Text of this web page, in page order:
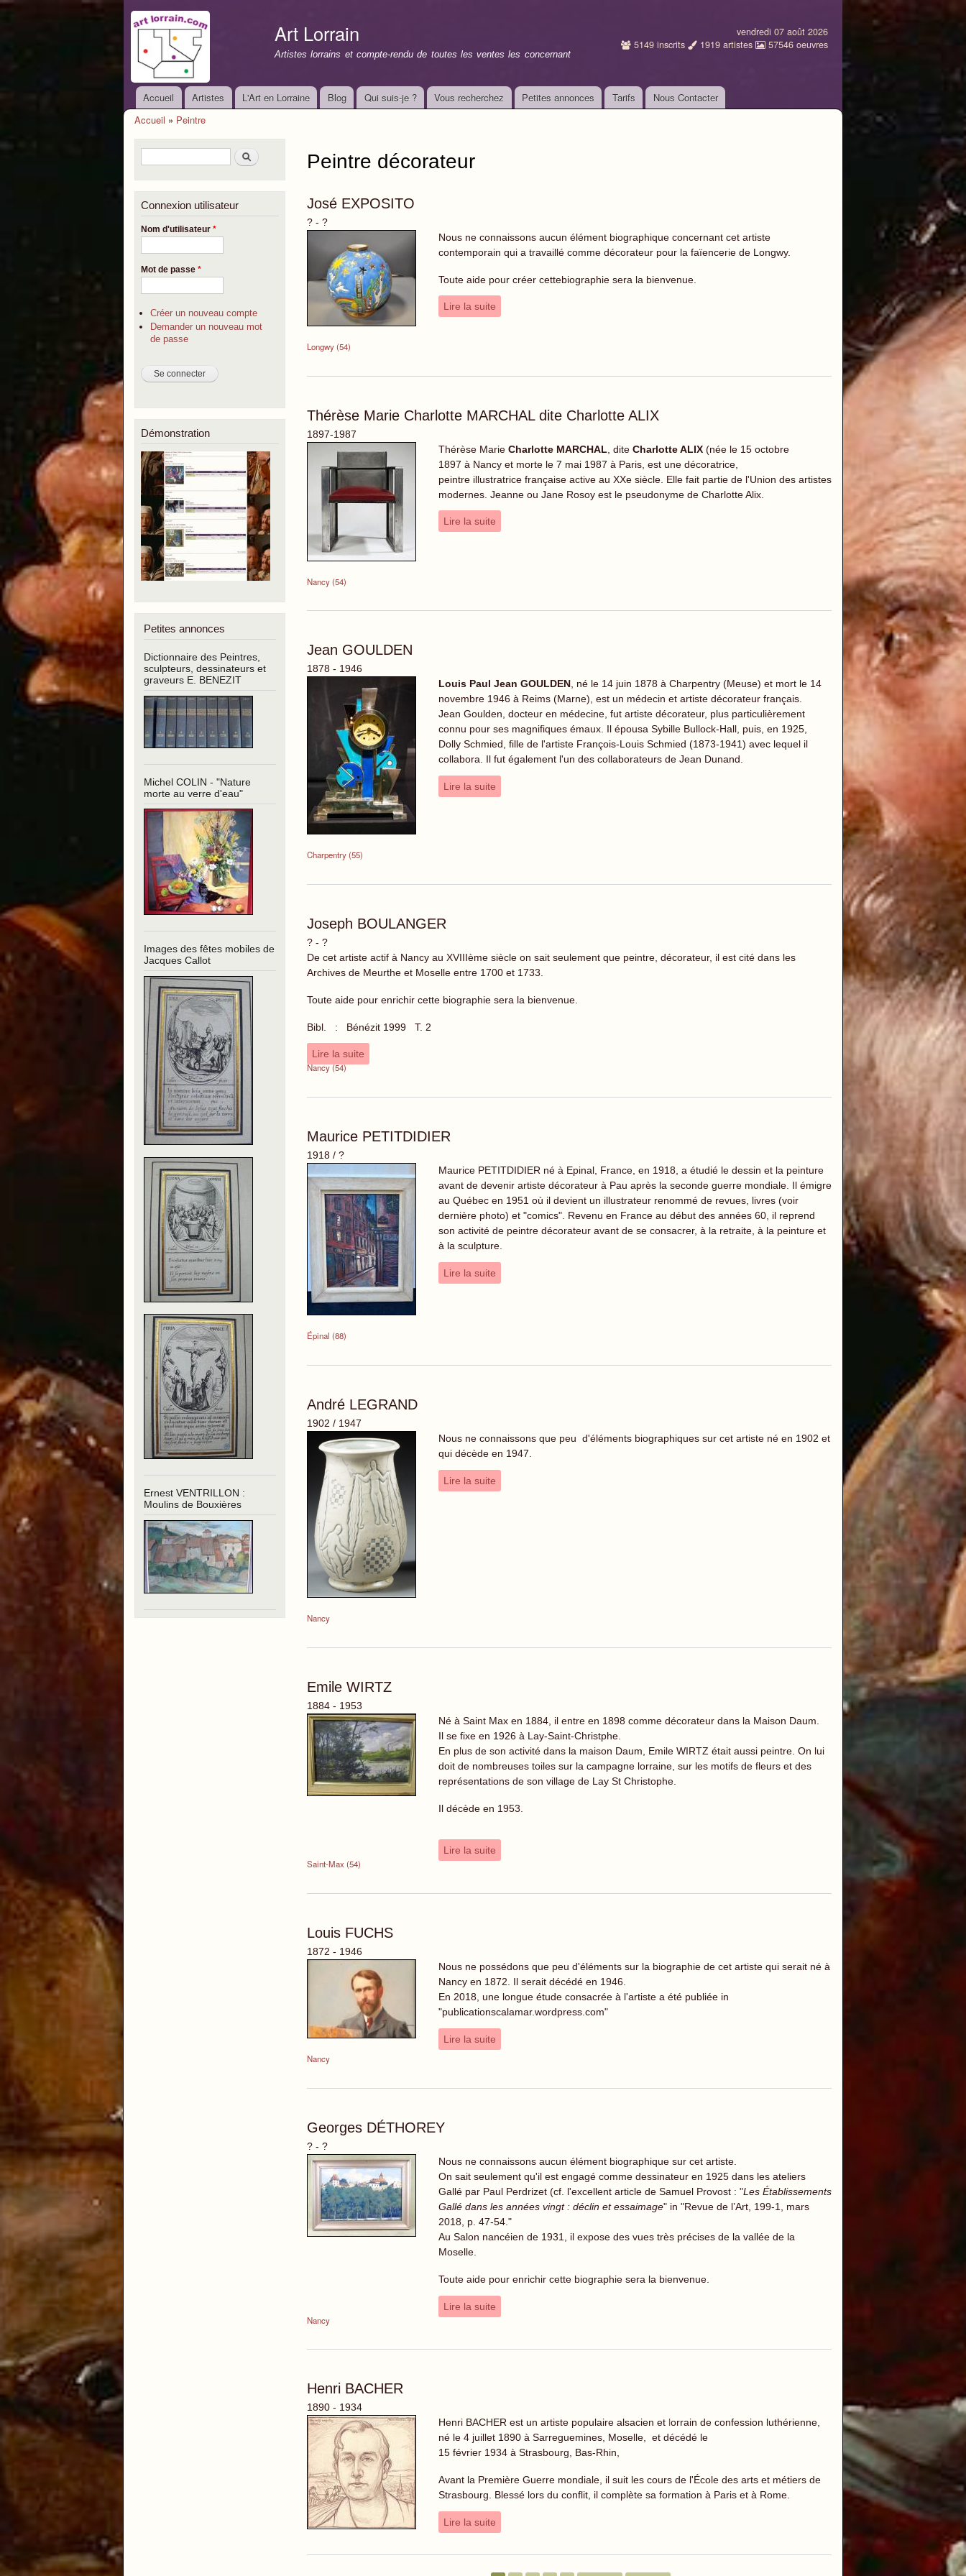
Art Lorrain
Artistes lorrains et compte-rendu de toutes les ventes les concernant
vendredi 07 août 2026
5149 inscrits 1919 artistes 57546 oeuvres
Menu principal
Accueil Artistes L'Art en Lorraine Blog Qui suis-je ? Vous recherchez Petites annonces Tarifs Nous Contacter
Accueil » Peintre
Formulaire de rechercheRechercher
Connexion utilisateur
Nom d'utilisateur *
Mot de passe *
Créer un nouveau compte
Demander un nouveau mot
de passe
Démonstration
Petites annonces
Dictionnaire des Peintres,
sculpteurs, dessinateurs et
graveurs E. BENEZIT
Michel COLIN - "Nature
morte au verre d'eau"
Images des fêtes mobiles de
Jacques Callot
Ernest VENTRILLON :
Moulins de Bouxières
Peintre décorateur
José EXPOSITO
? - ?
Nous ne connaissons aucun élément biographique concernant cet artiste
contemporain qui a travaillé comme décorateur pour la faïencerie de Longwy.
Toute aide pour créer cettebiographie sera la bienvenue.
Lire la suite
Longwy (54)
Thérèse Marie Charlotte MARCHAL dite Charlotte ALIX
1897-1987
Thérèse Marie Charlotte MARCHAL , dite Charlotte ALIX(née le 15 octobre
1897 à Nancy et morte le 7 mai 1987 à Paris, est une décoratrice,
peintre illustratrice française active au XXe siècle. Elle fait partie de l'Union des artistes
modernes. Jeanne ou Jane Rosoy est le pseudonyme de Charlotte Alix.
Lire la suite
Nancy (54)
Jean GOULDEN
1878 - 1946
Louis Paul Jean GOULDEN, né le 14 juin 1878 à Charpentry (Meuse) et mort le 14
novembre 1946 à Reims (Marne), est un médecin et artiste décorateur français.
Jean Goulden, docteur en médecine, fut artiste décorateur, plus particulièrement
connu pour ses magnifiques émaux. Il épousa Sybille Bullock-Hall, puis, en 1925,
Dolly Schmied, fille de l'artiste François-Louis Schmied (1873-1941) avec lequel il
collabora. Il fut également l'un des collaborateurs de Jean Dunand.
Lire la suite
Charpentry (55)
Joseph BOULANGER
? - ?
De cet artiste actif à Nancy au XVIIIème siècle on sait seulement que peintre, décorateur, il est cité dans les
Archives de Meurthe et Moselle entre 1700 et 1733.
Toute aide pour enrichir cette biographie sera la bienvenue.
Bibl. : Bénézit 1999 T. 2
Lire la suite
Nancy (54)
Maurice PETITDIDIER
1918 / ?
Maurice PETITDIDIER né à Epinal, France, en 1918, a étudié le dessin et la peinture
avant de devenir artiste décorateur à Pau après la seconde guerre mondiale. Il émigre
au Québec en 1951 où il devient un illustrateur renommé de revues, livres (voir
dernière photo) et "comics". Revenu en France au début des années 60, il reprend
son activité de peintre décorateur avant de se consacrer, à la retraite, à la peinture et
à la sculpture.
Lire la suite
Épinal (88)
André LEGRAND
1902 / 1947
Nous ne connaissons que peu d'éléments biographiques sur cet artiste né en 1902 et
qui décède en 1947.
Lire la suite
Nancy
Emile WIRTZ
1884 - 1953
Né à Saint Max en 1884, il entre en 1898 comme décorateur dans la Maison Daum.
Il se fixe en 1926 à Lay-Saint-Christphe.
En plus de son activité dans la maison Daum, Emile WIRTZ était aussi peintre. On lui
doit de nombreuses toiles sur la campagne lorraine, sur les motifs de fleurs et des
représentations de son village de Lay St Christophe.
Il décède en 1953.
Lire la suite
Saint-Max (54)
Louis FUCHS
1872 - 1946
Nous ne possédons que peu d'éléments sur la biographie de cet artiste qui serait né à
Nancy en 1872. Il serait décédé en 1946.
En 2018, une longue étude consacrée à l'artiste a été publiée in
"publicationscalamar.wordpress.com"
Lire la suite
Nancy
Georges DÉTHOREY
? - ?
Nous ne connaissons aucun élément biographique sur cet artiste.
On sait seulement qu'il est engagé comme dessinateur en 1925 dans les ateliers
Gallé par Paul Perdrizet (cf. l'excellent article de Samuel Provost : "Les Établissements
Gallé dans les années vingt : déclin et essaimage" in "Revue de l’Art, 199-1, mars
2018, p. 47-54."
Au Salon nancéien de 1931, il expose des vues très précises de la vallée de la
Moselle.
Toute aide pour enrichir cette biographie sera la bienvenue.
Lire la suite
Nancy
Henri BACHER
1890 - 1934
Henri BACHER est un artiste populaire alsacien et lorrain de confession luthérienne,
né le 4 juillet 1890 à Sarreguemines, Moselle, et décédé le
15 février 1934 à Strasbourg, Bas-Rhin,
Avant la Première Guerre mondiale, il suit les cours de l'École des arts et métiers de
Strasbourg. Blessé lors du conflit, il complète sa formation à Paris et à Rome.
Lire la suite